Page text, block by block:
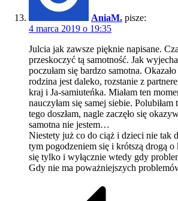
AniaM. pisze:
4 marca 2019 o 19:35
Julcia jak zawsze pięknie napisane.
przeskoczyć tą samotność. Jak
poczułam się bardzo samotna.
rodzina jest daleko, rozstanie z
kraj i Ja-samiuteńka. Miałam ten
nauczyłam się samej siebie.
tego doszłam, nagle zaczęło się
samotna nie jestem…
Niestety już co do ciąż i dzieci nie tak
tym pogodzeniem się i krótszą drogą o
się tylko i wyłącznie wtedy gdy
Gdy nie ma poważniejszych